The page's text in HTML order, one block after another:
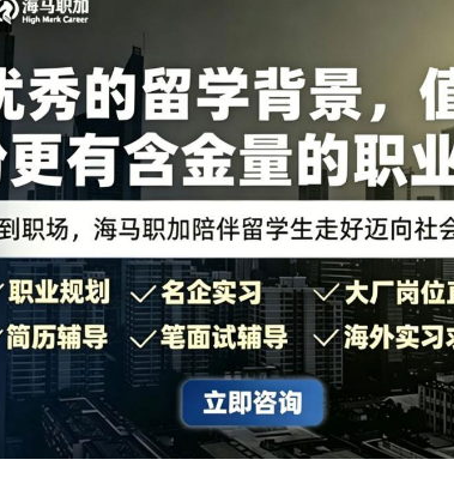
匹配，一般接受 25.1-26.6 毕业留学生，以毕业证时间
能投，补录多为临时释放，入口开放时留学生可正常网